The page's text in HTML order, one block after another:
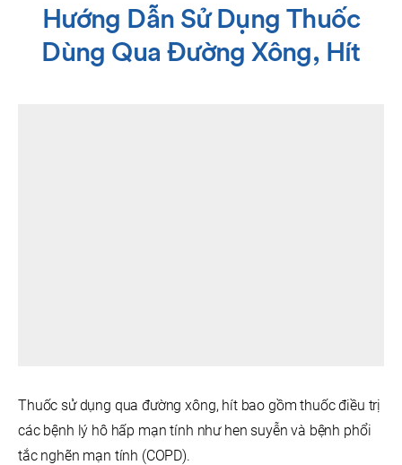
Hướng Dẫn Sử Dụng Thuốc
Dùng Qua Đường Xông, Hít
Thuốc sử dụng qua đường xông, hít bao gồm thuốc điều trị
các bệnh lý hô hấp mạn tính như hen suyễn và bệnh phổi
tắc nghẽn mạn tính (COPD).